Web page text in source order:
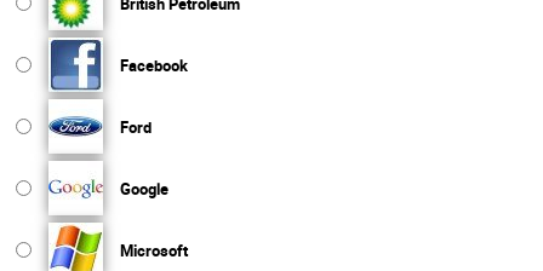
Facebook
Ford
Google
Microsoft